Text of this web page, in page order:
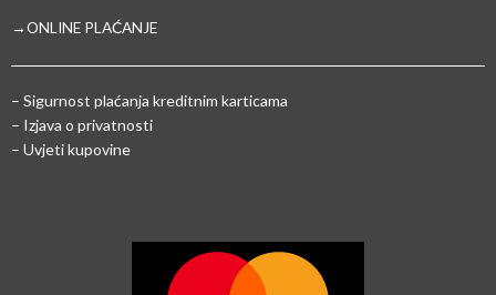
→ONLINE PLAĆANJE
– Sigurnost plaćanja kreditnim karticama
– Izjava o privatnosti
– Uvjeti kupovine